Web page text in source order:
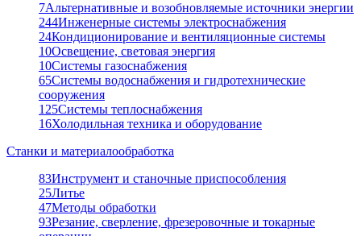
7Альтернативные и возобновляемые источники энергии
244Инженерные системы электроснабжения
24Кондиционирование и вентиляционные системы
10Освещение, световая энергия
10Системы газоснабжения
65Системы водоснабжения и гидротехнические
сооружения
125Системы теплоснабжения
16Холодильная техника и оборудование
Станки и материалообработка
83Инструмент и станочные приспособления
25Литье
47Методы обработки
93Резание, сверление, фрезеровочные и токарные